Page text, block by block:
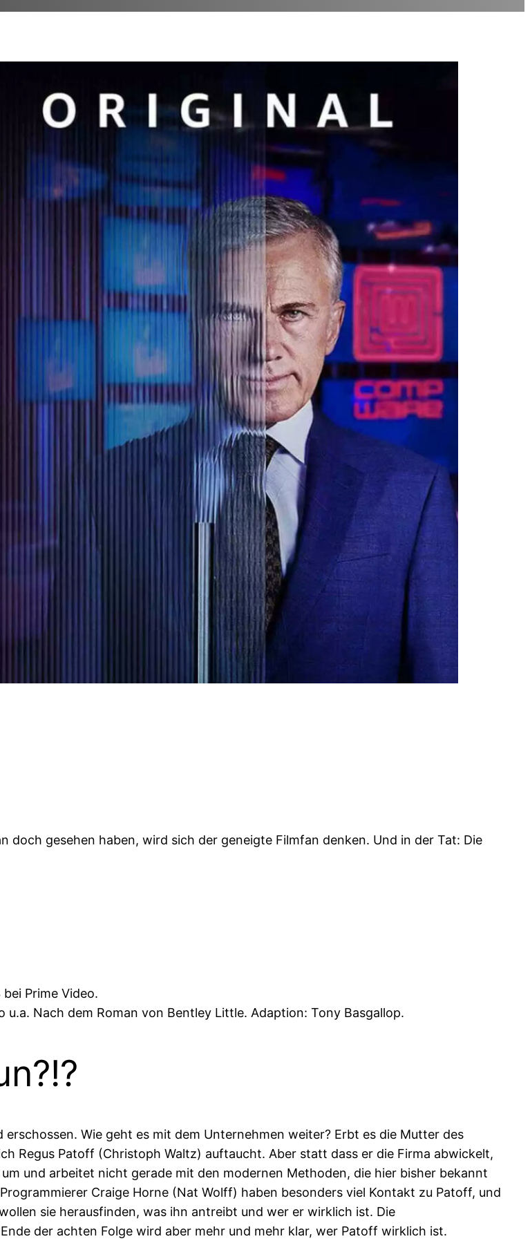
doch gesehen haben, wird sich der geneigte Filmfan denken. Und in der Tat: Die
Prime Video.
Nach dem Roman von Bentley Little. Adaption: Tony Basgallop.
Wie geht es mit dem Unternehmen weiter? Erbt es die Mutter des
Regus Patoff (Christoph Waltz) auftaucht. Aber statt dass er die Firma abwickelt,
und arbeitet nicht gerade mit den modernen Methoden, die hier bisher bekannt
Craige Horne (Nat Wolff) haben besonders viel Kontakt zu Patoff, und
sie herausfinden, was ihn antreibt und wer er wirklich ist. Die
der achten Folge wird aber mehr und mehr klar, wer Patoff wirklich ist.